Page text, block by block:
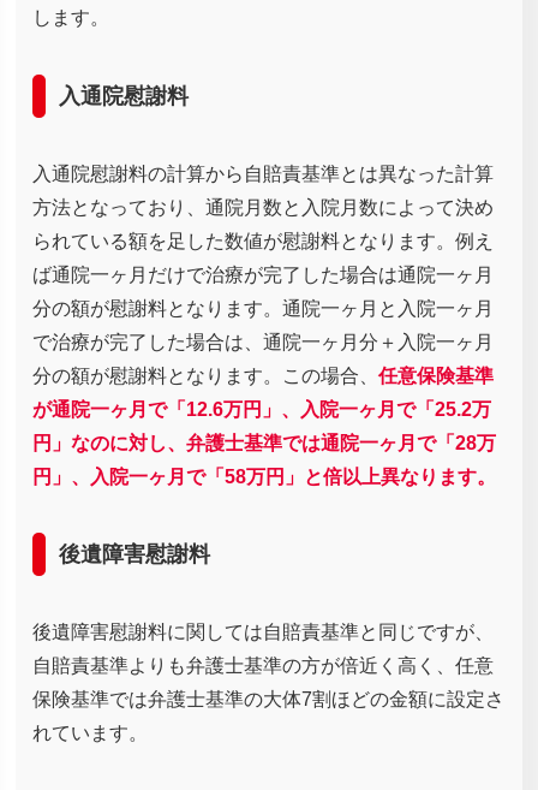
します。
入通院慰謝料
入通院慰謝料の計算から自賠責基準とは異なった計算
方法となっており、通院月数と入院月数によって決め
られている額を足した数値が慰謝料となります。例え
ば通院一ヶ月だけで治療が完了した場合は通院一ヶ月
分の額が慰謝料となります。通院一ヶ月と入院一ヶ月
で治療が完了した場合は、通院一ヶ月分＋入院一ヶ月
分の額が慰謝料となります。この場合、 任意保険基準
が通院一ヶ月で「12.6万円」、入院一ヶ月で「25.2万
円」なのに対し、弁護士基準では通院一ヶ月で「28万
円」、入院一ヶ月で「58万円」と倍以上異なります。
後遺障害慰謝料
後遺障害慰謝料に関しては自賠責基準と同じですが、
自賠責基準よりも弁護士基準の方が倍近く高く、任意
保険基準では弁護士基準の大体7割ほどの金額に設定さ
れています。